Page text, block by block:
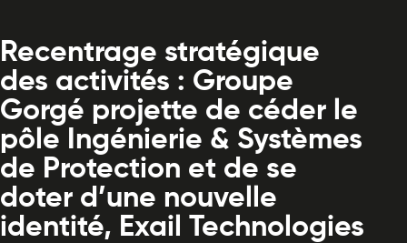
Recentrage stratégique
des activités : Groupe
Gorgé projette de céder le
pôle Ingénierie & Systèmes
de Protection et de se
doter d’une nouvelle
identité, Exail Technologies